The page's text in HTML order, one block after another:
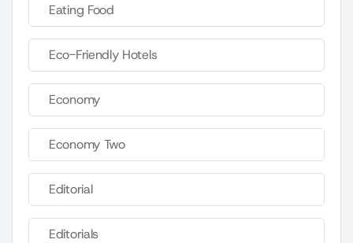
Eating Food
Eco-Friendly Hotels
Economy
Economy Two
Editorial
Editorials